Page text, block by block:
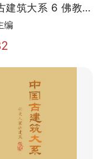
建筑大系 6 佛教建
编